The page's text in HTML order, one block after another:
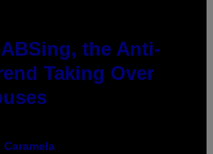
the Anti-
Taking Over
Caramela